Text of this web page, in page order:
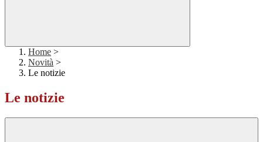
Home >
Novità >
Le notizie
Le notizie